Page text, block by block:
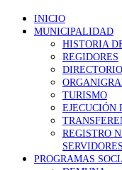
INICIO
MUNICIPALIDAD
HISTORIA
REGIDORES
DIRECTORIO
TURISMO
EJECUCIÓN
REGISTRO
PROGRAMAS